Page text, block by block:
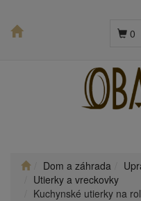
0
Dom a záhrada
Utierky a vreckovky
Kuchynské utierky na